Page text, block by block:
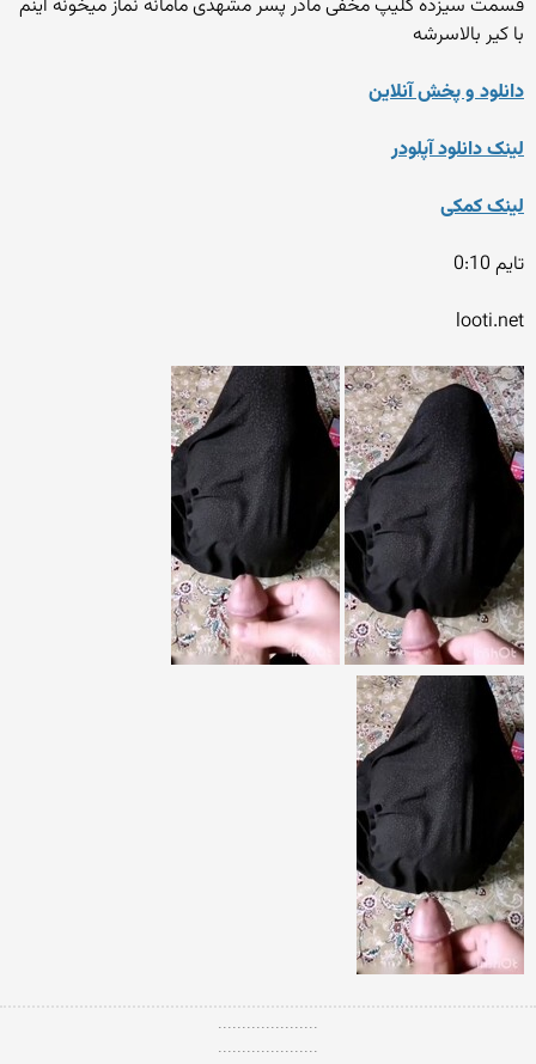
قسمت سیزده کلیپ مخفی مادر پسر مشهدی مامانه نماز میخونه اینم
با کیر بالاسرشه
دانلود و پخش آنلاین
لینک دانلود آپلودر
لینک کمکی
تایم 0:10
looti.net
.....................
.....................